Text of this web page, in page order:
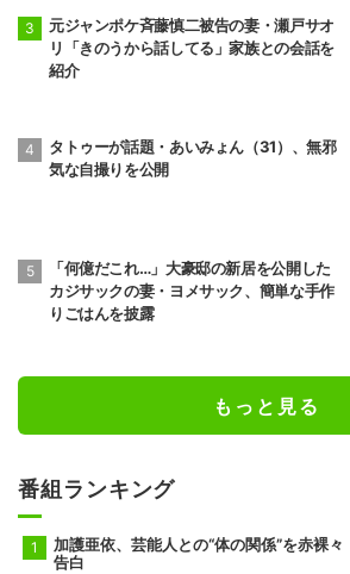
元ジャンポケ斉藤慎二被告の妻・瀬戸サオ
リ「きのうから話してる」家族との会話を
紹介
タトゥーが話題・あいみょん（31）、無邪
気な自撮りを公開
「何億だこれ…」大豪邸の新居を公開した
カジサックの妻・ヨメサック、簡単な手作
りごはんを披露
もっと見る
番組ランキング
加護亜依、芸能人との“体の関係”を赤裸々
告白